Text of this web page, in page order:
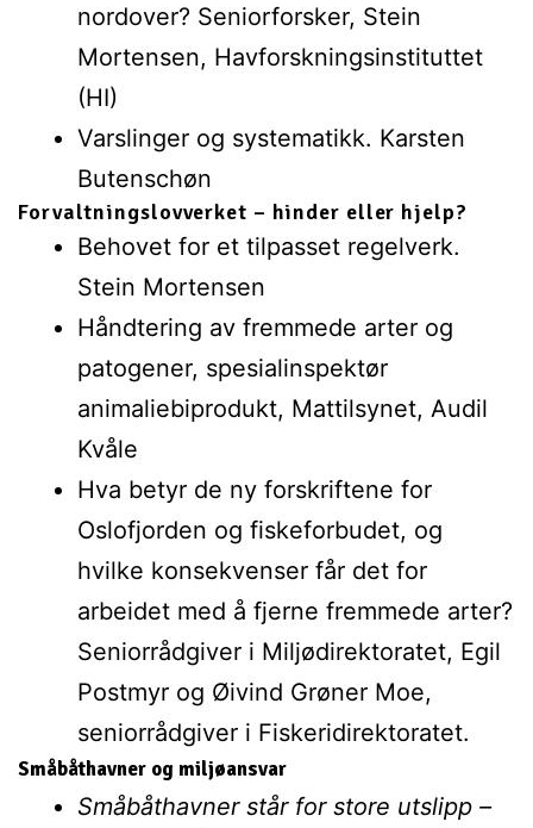
nordover? Seniorforsker, Stein
Mortensen, Havforskningsinstituttet
(HI)
Varslinger og systematikk. Karsten
Butenschøn
Forvaltningslovverket – hinder eller hjelp?
Behovet for et tilpasset regelverk.
Stein Mortensen
Håndtering av fremmede arter og
patogener, spesialinspektør
animaliebiprodukt, Mattilsynet, Audil
Kvåle
Hva betyr de ny forskriftene for
Oslofjorden og fiskeforbudet, og
hvilke konsekvenser får det for
arbeidet med å fjerne fremmede arter?
Seniorrådgiver i Miljødirektoratet, Egil
Postmyr og Øivind Grøner Moe,
seniorrådgiver i Fiskeridirektoratet.
Småbåthavner og miljøansvar
Småbåthavner står for store utslipp –